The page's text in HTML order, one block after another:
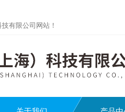
有限公司网站！